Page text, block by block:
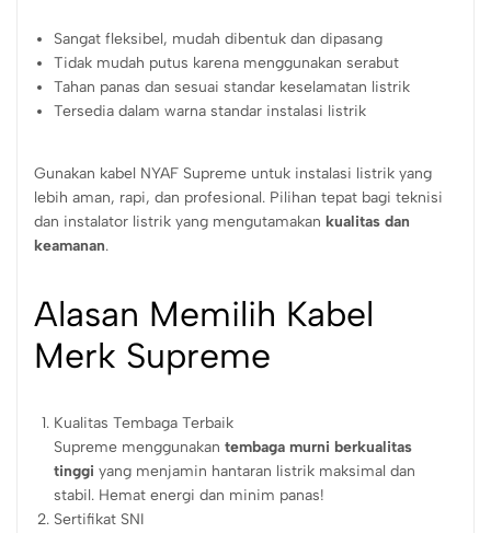
Sangat fleksibel, mudah dibentuk dan dipasang
Tidak mudah putus karena menggunakan serabut
Tahan panas dan sesuai standar keselamatan listrik
Tersedia dalam warna standar instalasi listrik
Gunakan kabel NYAF Supreme untuk instalasi listrik yang
lebih aman, rapi, dan profesional. Pilihan tepat bagi teknisi
dan instalator listrik yang mengutamakan kualitas dan
keamanan.
Alasan Memilih Kabel
Merk Supreme
Kualitas Tembaga Terbaik
Supreme menggunakantembaga murni berkualitas
tinggi yang menjamin hantaran listrik maksimal dan
stabil. Hemat energi dan minim panas!
Sertifikat SNI